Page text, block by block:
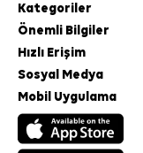
Kategoriler
Önemli Bilgiler
Hızlı Erişim
Sosyal Medya
Mobil Uygulama